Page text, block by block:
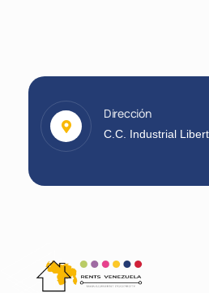
Dirección
C.C. Industrial